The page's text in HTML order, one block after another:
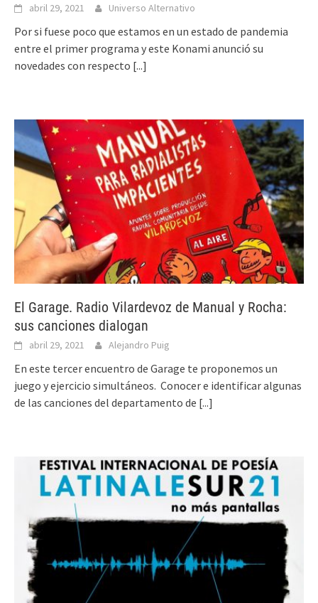
abril 29, 2021 Universo Alternativo
Por si fuese poco que estamos en un estado de pandemia
entre el primer programa y este Konami anunció su
novedades con respecto [...]
El Garage. Radio Vilardevoz de Manual y Rocha:
sus canciones dialogan
abril 29, 2021 Alejandro Puig
En este tercer encuentro de Garage te proponemos un
juego y ejercicio simultáneos. Conocer e identificar algunas
de las canciones del departamento de [...]